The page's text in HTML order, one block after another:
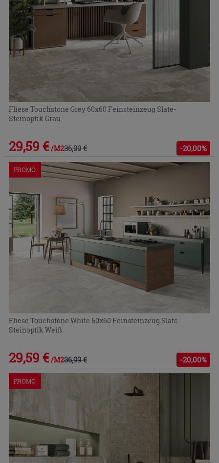
Fliese Touchstone Grey 60x60 Feinsteinzeug Slate-
Steinoptik Grau
29,59 € /M236,99 € -20,00%
PROMO
Fliese Touchstone White 60x60 Feinsteinzeug Slate-
Steinoptik Weiß
29,59 € /M236,99 € -20,00%
PROMO